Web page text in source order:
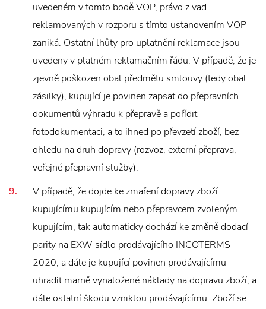
uvedeném v tomto bodě VOP, právo z vad
reklamovaných v rozporu s tímto ustanovením VOP
zaniká. Ostatní lhůty pro uplatnění reklamace jsou
uvedeny v platném reklamačním řádu. V případě, že je
zjevně poškozen obal předmětu smlouvy (tedy obal
zásilky), kupující je povinen zapsat do přepravních
dokumentů výhradu k přepravě a pořídit
fotodokumentaci, a to ihned po převzetí zboží, bez
ohledu na druh dopravy (rozvoz, externí přeprava,
veřejné přepravní služby).
V případě, že dojde ke zmaření dopravy zboží
kupujícímu kupujícím nebo přepravcem zvoleným
kupujícím, tak automaticky dochází ke změně dodací
parity na EXW sídlo prodávajícího INCOTERMS
2020, a dále je kupující povinen prodávajícímu
uhradit marně vynaložené náklady na dopravu zboží, a
dále ostatní škodu vzniklou prodávajícímu. Zboží se